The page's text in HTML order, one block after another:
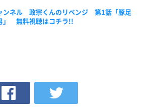
ンネル 政宗くんのリベンジ 第1話「豚足
」 無料視聴はコチラ!!